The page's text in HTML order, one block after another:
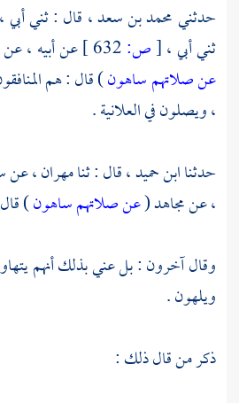
حدثنيمحمد بن سعد، قال : ثني
ثني أبي ،[ص: عن أبيه ، عن
عن صلاتهم ساهون) قال : هم
، ويصلون في العلانية .
حدثناابن حميد، قال : ثنامهران، عن
،عنمجاهد(عن صلاتهم ساهون)
وقال آخرون : بل عني بذلك أنهم
ويلهون .
ذكر من قال ذلك :